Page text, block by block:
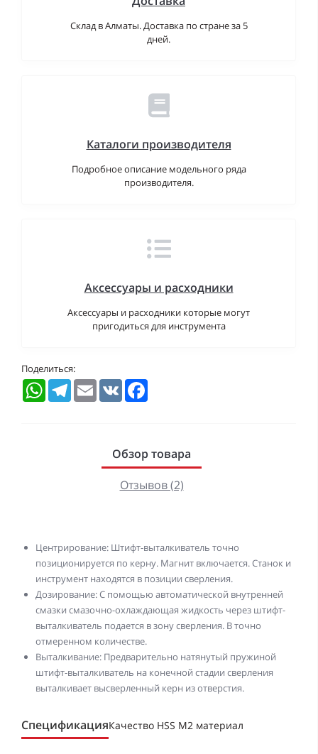
Склад в Алматы. Доставка по стране за 5
дней.
Каталоги производителя
Подробное описание модельного ряда
производителя.
Аксессуары и расходники
Аксессуары и расходники которые могут
пригодиться для инструмента
Поделиться:
WhatsAppTelegramEmail VK
Обзор товара
Отзывов (2)
Центрирование: Штифт-выталкиватель точно
позиционируется по керну. Магнит включается. Станок и
инструмент находятся в позиции сверления.
Дозирование: С помощью автоматической внутренней
смазки смазочно-охлаждающая жидкость через штифт-
выталкиватель подается в зону сверления. В точно
отмеренном количестве.
Выталкивание: Предварительно натянутый пружиной
штифт-выталкиватель на конечной стадии сверления
выталкивает высверленный керн из отверстия.
СпецификацияКачество HSS M2 материал